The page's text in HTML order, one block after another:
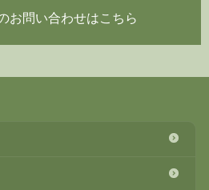
お問い合わせはこちら